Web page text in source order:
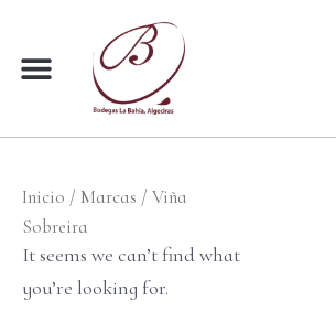
contenido
Inicio / Marcas / Viña
Sobreira
It seems we can’t find what
you’re looking for.